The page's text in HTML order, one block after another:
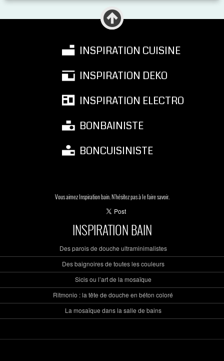
INSPIRATION CUISINE
INSPIRATION DEKO
INSPIRATION ELECTRO
BONBAINISTE
BONCUISINISTE
Vous aimez Inspiration bain. N'hésitez pas à le faire savoir.
INSPIRATION BAIN
Des parois de douche ultraminimalistes
Des baignoires de toutes les couleurs
Sicis ou l’art de la mosaïque
Ritmonio : la tête de douche en béton coloré
La mosaïque dans la salle de bains